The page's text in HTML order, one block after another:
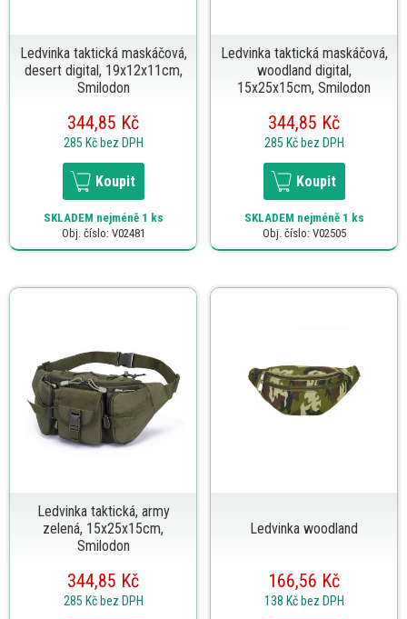
Ledvinka taktická maskáčová,
desert digital, 19x12x11cm,
Smilodon
344,85 Kč
285 Kč bez DPH
Koupit
SKLADEM nejméně 1 ks
Obj. číslo: V02481
Ledvinka taktická maskáčová,
woodland digital,
15x25x15cm, Smilodon
344,85 Kč
285 Kč bez DPH
Koupit
SKLADEM nejméně 1 ks
Obj. číslo: V02505
Ledvinka taktická, army
zelená, 15x25x15cm,
Smilodon
344,85 Kč
285 Kč bez DPH
Ledvinka woodland
166,56 Kč
138 Kč bez DPH